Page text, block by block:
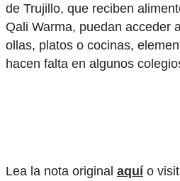
de Trujillo, que reciben
Qali Warma, puedan acceder
ollas, platos o cocinas,
hacen falta en algunos
Lea la nota original aquío